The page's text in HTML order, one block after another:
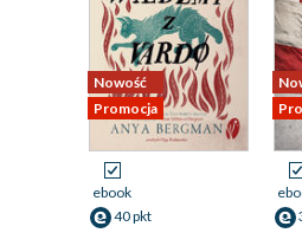
Nowość
Promocja
ebook
40 pkt